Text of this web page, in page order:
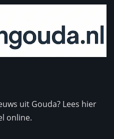
uit Gouda? Lees hier
online.